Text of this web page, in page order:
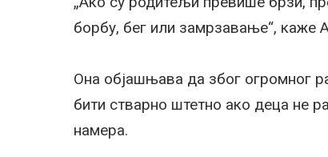
борбу, бег или замрзавање“, каже
Она објашњава да због огромног
бити стварно штетно ако деца не
намера.